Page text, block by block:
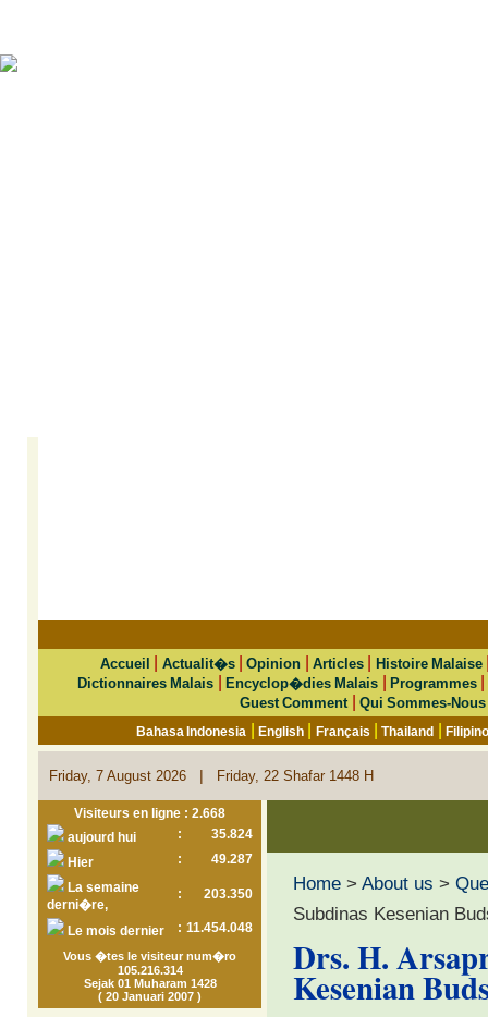
Accueil Actualit�s|Opinion Articles| Histoire Malaise
Dictionnaires Malais |Encyclop�dies Malais |Programmes
Guest Comment Qui Sommes-Nous
Bahasa Indonesia |English Français |Thailand |
Friday, 7 August 2026 | Friday, 22 Shafar 1448 H
Visiteurs en ligne : 2.668
aujourd hui
:
35.824
Hier
:
49.287
La semaine
derni�re,
: 203.350
Le mois dernier : 11.454.048
Vous �tes le visiteur num�ro
105.216.314
Sejak 01 Muharam 1428
( 20 Januari 2007 )
Home > About us >
Subdinas Kesenian
Drs. H.
Kesenian